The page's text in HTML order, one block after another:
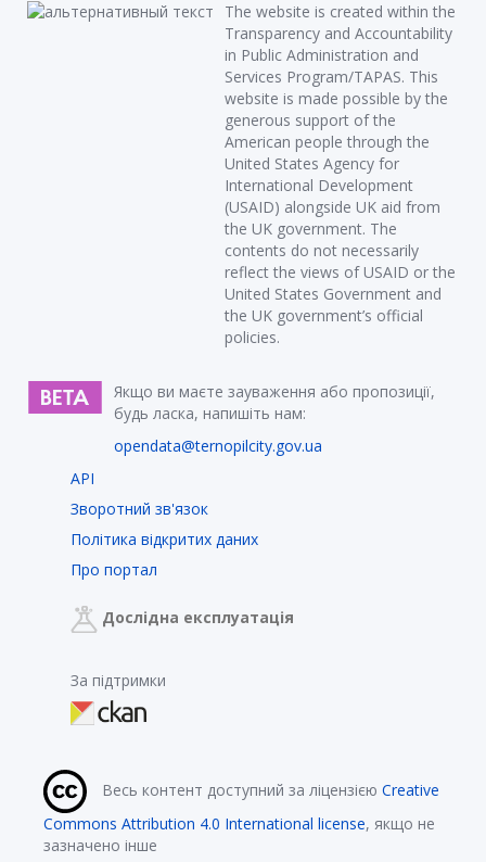
The website is created within the
Transparency and Accountability
in Public Administration and
Services Program/TAPAS. This
website is made possible by the
generous support of the
American people through the
United States Agency for
International Development
(USAID) alongside UK aid from
the UK government. The
contents do not necessarily
reflect the views of USAID or the
United States Government and
the UK government’s official
policies.
Якщо ви маєте зауваження або пропозиції,
будь ласка, напишіть нам:
opendata@ternopilcity.gov.ua
API
Зворотний зв'язок
Політика відкритих даних
Про портал
Дослідна експлуатація
За підтримки
Весь контент доступний за ліцензією Creative
Commons Attribution 4.0 International license, якщо не
зазначено інше